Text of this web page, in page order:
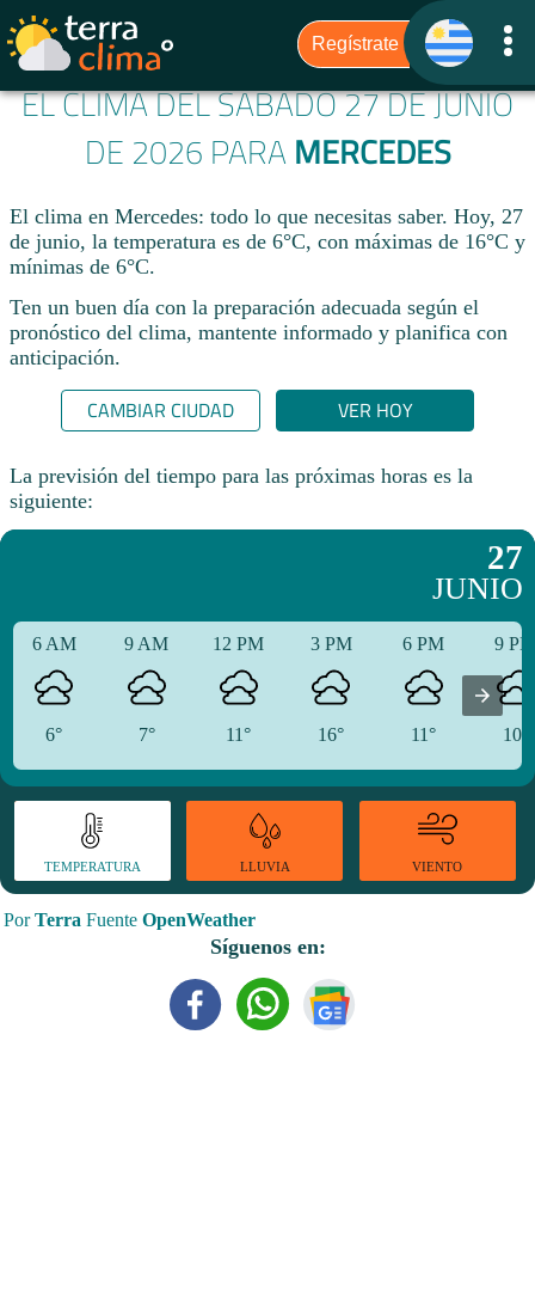
EL CLIMA DEL SÁBADO 27 DE JUNIO
DE 2026 PARA MERCEDES
El clima en Mercedes: todo lo que necesitas saber. Hoy, 27
de junio, la temperatura es de 6°C, con máximas de 16°C y
mínimas de 6°C.
Ten un buen día con la preparación adecuada según el
pronóstico del clima, mantente informado y planifica con
anticipación.​
CAMBIAR CIUDAD VER HOY
La previsión del tiempo para las próximas horas es la
siguiente:
27
JUNIO
6 AM
6°
9 AM
7°
12 PM
11°
3 PM
16°
6 PM
11°
9
10°
TEMPERATURA LLUVIA VIENTO
PorTerra Fuente OpenWeather
Síguenos en: